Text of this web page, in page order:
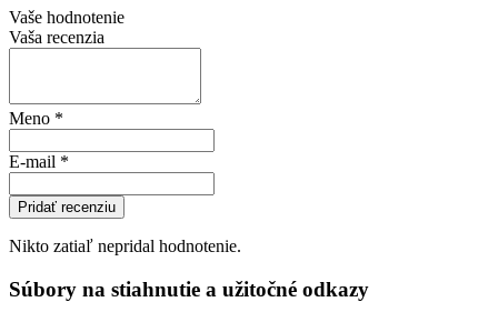
Vaše hodnotenie
Vaša recenzia
Meno *
E-mail *
Pridať recenziu
Nikto zatiaľ nepridal hodnotenie.
Súbory na stiahnutie a užitočné odkazy